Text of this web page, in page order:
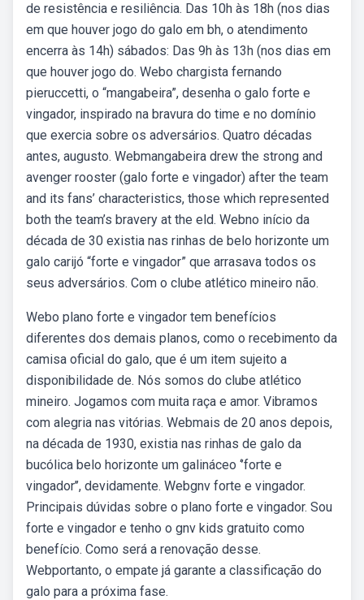
de resistência e resiliência. Das 10h às 18h (nos dias
em que houver jogo do galo em bh, o atendimento
encerra às 14h) sábados: Das 9h às 13h (nos dias em
que houver jogo do. Webo chargista fernando
pieruccetti, o “mangabeira”, desenha o galo forte e
vingador, inspirado na bravura do time e no domínio
que exercia sobre os adversários. Quatro décadas
antes, augusto. Webmangabeira drew the strong and
avenger rooster (galo forte e vingador) after the team
and its fans’ characteristics, those which represented
both the team’s bravery at the eld. Webno início da
década de 30 existia nas rinhas de belo horizonte um
galo carijó “forte e vingador” que arrasava todos os
seus adversários. Com o clube atlético mineiro não.
Webo plano forte e vingador tem benefícios
diferentes dos demais planos, como o recebimento da
camisa oficial do galo, que é um item sujeito a
disponibilidade de. Nós somos do clube atlético
mineiro. Jogamos com muita raça e amor. Vibramos
com alegria nas vitórias. Webmais de 20 anos depois,
na década de 1930, existia nas rinhas de galo da
bucólica belo horizonte um galináceo ‘’forte e
vingador’’, devidamente. Webgnv forte e vingador.
Principais dúvidas sobre o plano forte e vingador. Sou
forte e vingador e tenho o gnv kids gratuito como
benefício. Como será a renovação desse.
Webportanto, o empate já garante a classificação do
galo para a próxima fase.